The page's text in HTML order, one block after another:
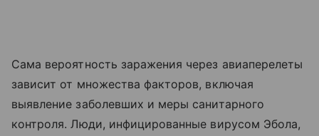
Сама вероятность заражения через авиаперелеты
зависит от множества факторов, включая
выявление заболевших и меры санитарного
контроля. Люди, инфицированные вирусом Эбола,